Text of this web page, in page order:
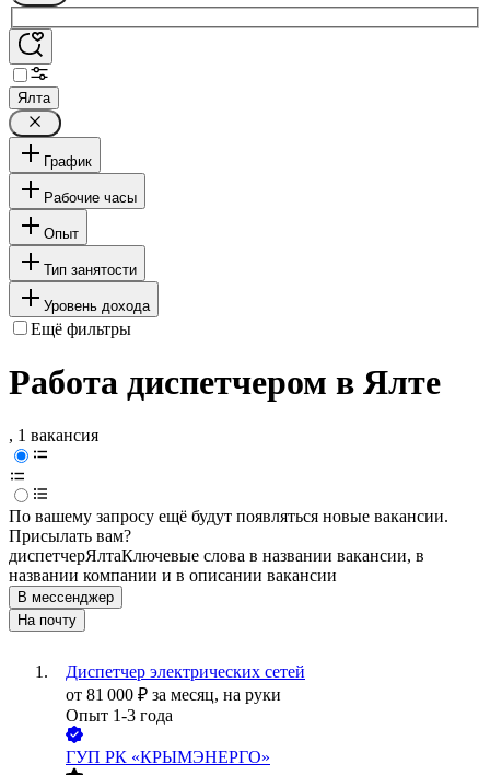
Ялта
График
Рабочие часы
Опыт
Тип занятости
Уровень дохода
Ещё фильтры
Работа диспетчером в Ялте
, 1 вакансия
По вашему запросу ещё будут появляться новые вакансии.
Присылать вам?
диспетчерЯлтаКлючевые слова в названии вакансии, в
названии компании и в описании вакансии
В мессенджер
На почту
Диспетчер электрических сетей
от 81 000 ₽ за месяц, на руки
Опыт 1-3 года
ГУП РК «КРЫМЭНЕРГО»